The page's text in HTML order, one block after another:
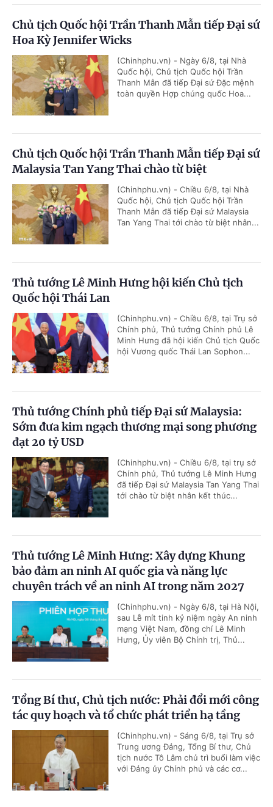
Chủ tịch Quốc hội Trần Thanh Mẫn tiếp Đại sứ
Hoa Kỳ Jennifer Wicks
(Chinhphu.vn) - Ngày 6/8, tại Nhà
Quốc hội, Chủ tịch Quốc hội Trần
Thanh Mẫn đã tiếp Đại sứ Đặc mệnh
toàn quyền Hợp chúng quốc Hoa...
Chủ tịch Quốc hội Trần Thanh Mẫn tiếp Đại sứ
Malaysia Tan Yang Thai chào từ biệt
(Chinhphu.vn) - Chiều 6/8, tại Nhà
Quốc hội, Chủ tịch Quốc hội Trần
Thanh Mẫn đã tiếp Đại sứ Malaysia
Tan Yang Thai tới chào từ biệt nhân...
Thủ tướng Lê Minh Hưng hội kiến Chủ tịch
Quốc hội Thái Lan
(Chinhphu.vn) - Chiều 6/8, tại Trụ sở
Chính phủ, Thủ tướng Chính phủ Lê
Minh Hưng đã hội kiến Chủ tịch Quốc
hội Vương quốc Thái Lan Sophon...
Thủ tướng Chính phủ tiếp Đại sứ Malaysia:
Sớm đưa kim ngạch thương mại song phương
đạt 20 tỷ USD
(Chinhphu.vn) - Chiều 6/8, tại trụ sở
Chính phủ, Thủ tướng Lê Minh Hưng
đã tiếp Đại sứ Malaysia Tan Yang Thai
tới chào từ biệt nhân kết thúc...
Thủ tướng Lê Minh Hưng: Xây dựng Khung
bảo đảm an ninh AI quốc gia và năng lực
chuyên trách về an ninh AI trong năm 2027
(Chinhphu.vn) - Ngày 6/8, tại Hà Nội,
sau Lễ mít tinh kỷ niệm ngày An ninh
mạng Việt Nam, đồng chí Lê Minh
Hưng, Ủy viên Bộ Chính trị, Thủ...
Tổng Bí thư, Chủ tịch nước: Phải đổi mới công
tác quy hoạch và tổ chức phát triển hạ tầng
(Chinhphu.vn) - Sáng 6/8, tại Trụ sở
Trung ương Đảng, Tổng Bí thư, Chủ
tịch nước Tô Lâm chủ trì buổi làm việc
với Đảng ủy Chính phủ và các cơ...